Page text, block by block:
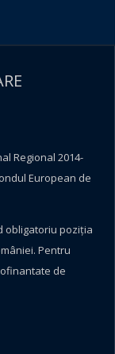
Regional 2014-
European de
obligatoriu poziţia
Pentru
de